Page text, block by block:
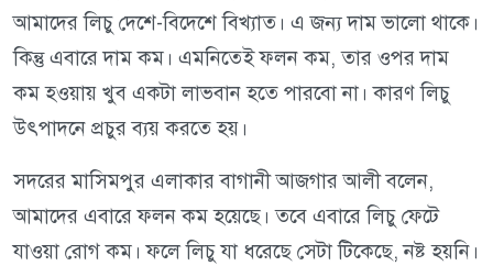
আমাদের লিচু দেশে-বিদেশে বিখ্যাত। এ জন্য দাম ভালো থাকে।
কিন্তু এবারে দাম কম। এমনিতেই ফলন কম, তার ওপর দাম
কম হওয়ায় খুব একটা লাভবান হতে পারবো না। কারণ লিচু
উৎপাদনে প্রচুর ব্যয় করতে হয়।
সদরের মাসিমপুর এলাকার বাগানী আজগার আলী বলেন,
আমাদের এবারে ফলন কম হয়েছে। তবে এবারে লিচু ফেটে
যাওয়া রোগ কম। ফলে লিচু যা ধরেছে সেটা টিকেছে, নষ্ট হয়নি।